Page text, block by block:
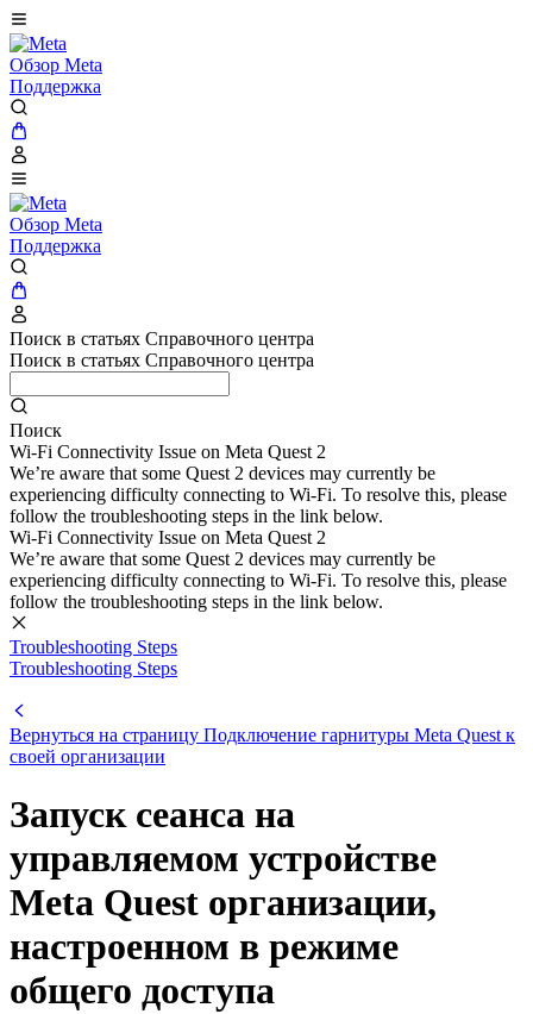
Обзор Meta
Поддержка
Обзор Meta
Поддержка
Поиск в статьях Справочного центра
Поиск в статьях Справочного центра
Поиск
Wi-Fi Connectivity Issue on Meta Quest 2
We’re aware that some Quest 2 devices may currently be
experiencing difficulty connecting to Wi-Fi. To resolve this, please
follow the troubleshooting steps in the link below.
Wi-Fi Connectivity Issue on Meta Quest 2
We’re aware that some Quest 2 devices may currently be
experiencing difficulty connecting to Wi-Fi. To resolve this, please
follow the troubleshooting steps in the link below.
Troubleshooting Steps
Troubleshooting Steps
Вернуться на страницу Подключение гарнитуры Meta Quest к
своей организации
Запуск сеанса на
управляемом устройстве
Meta Quest организации,
настроенном в режиме
общего доступа